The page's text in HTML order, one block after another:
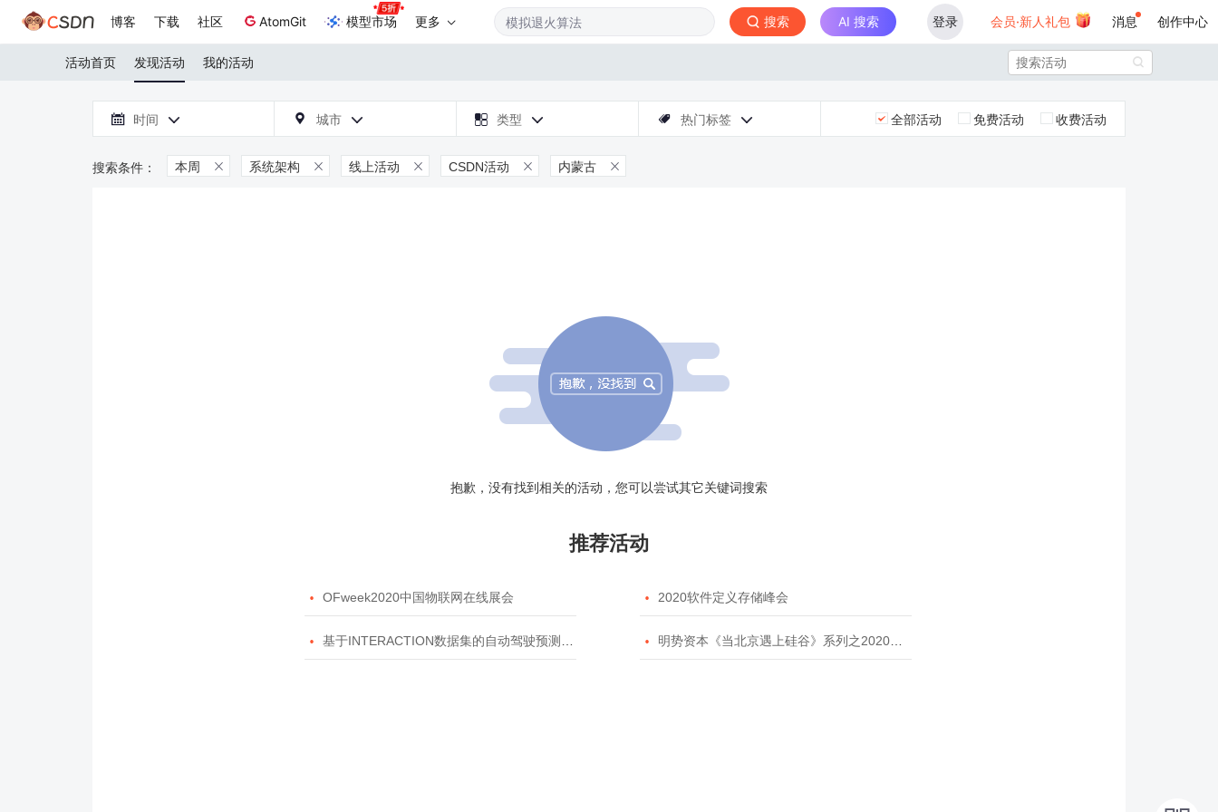
博客 下载 社区 AtomGit 模型市场 更多 搜索 AI 搜索 登录 会员·新人礼包 消息 创作中心
活动首页 发现活动 我的活动 
 时间   城市   类型   热门标签  全部活动 免费活动 收费活动
本周  系统架构  线上活动  CSDN活动  内蒙古 
抱歉，没有找到相关的活动，您可以尝试其它关键词搜索
推荐活动
 OFweek2020中国物联网在线展会  2020软件定义存储峰会
 基于INTERACTION数据集的自动驾驶预测模型挑战赛  明势资本《当北京遇上硅谷》系列之2020年度开源峰会